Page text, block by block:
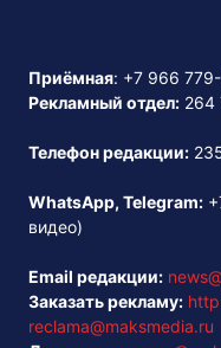
Приёмная: +7 966
Рекламный отдел: 264
Телефон редакции:
WhatsApp, Telegram:
видео)
Email редакции:
Заказать рекламу:
reclama@maksmedia.ru